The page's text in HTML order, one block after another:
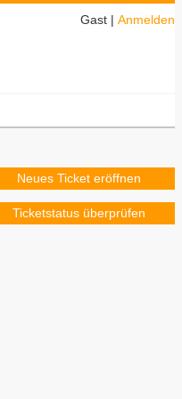
Gast | Anmelden
Neues Ticket eröffnen
Ticketstatus überprüfen